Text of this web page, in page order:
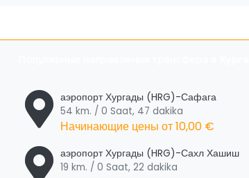
аэропорт Хургады (HRG)-Сафага
54 km. / 0 Saat, 47 dakika
Начинающие цены от10,00 €
аэропорт Хургады (HRG)-Сахл Хашиш
19 km. / 0 Saat, 22 dakika